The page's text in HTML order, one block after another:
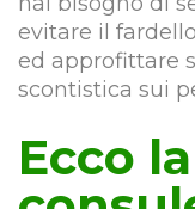
evitare il
ed approfittare
scontistica sui
Ecco